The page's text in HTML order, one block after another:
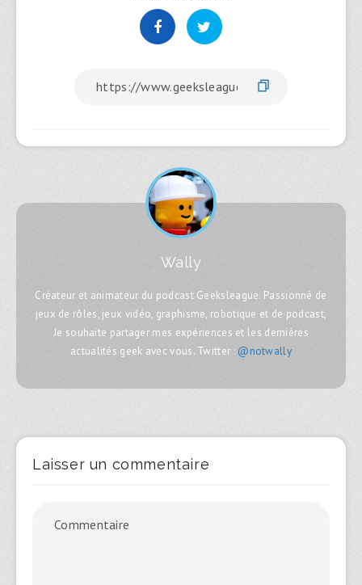
Wally
Créateur et animateur du podcast Geeksleague. Passionné de
jeux de rôles, jeux vidéo, graphisme, robotique et de podcast,
Je souhaite partager mes expériences et les dernières
actualités geek avec vous. Twitter : @notwally
Laisser un commentaire